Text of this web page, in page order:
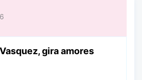
gira amores